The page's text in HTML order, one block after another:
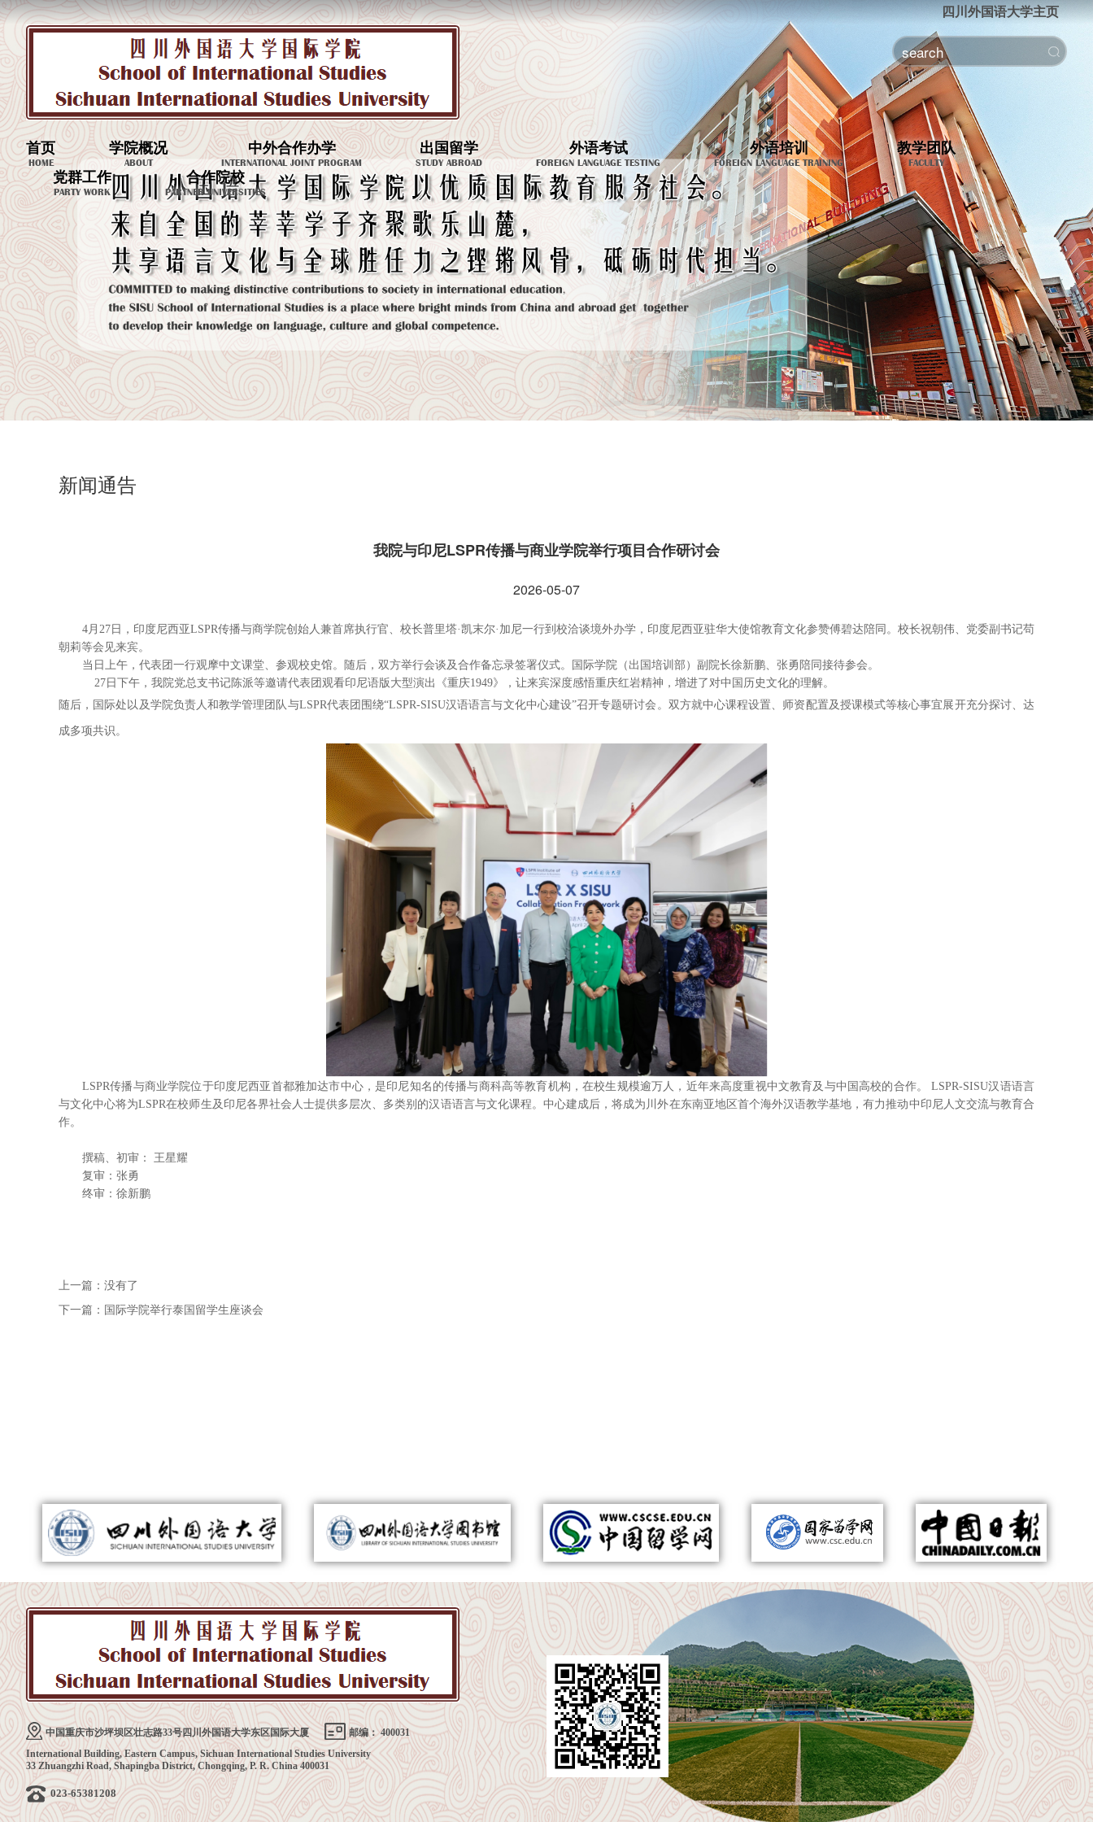
四川外国语大学主页
首页
HOME
学院概况
ABOUT
中外合作办学
INTERNATIONAL JOINT PROGRAM
出国留学
STUDY ABROAD
外语考试
FOREIGN LANGUAGE TESTING
外语培训
FOREIGN LANGUAGE TRAINING
教学团队
FACULTY
党群工作
PARTY WORK
合作院校
PARTNER UNIVERSITIES
新闻通告
我院与印尼LSPR传播与商业学院举行项目合作研讨会
2026-05-07
4月27日，印度尼西亚LSPR传播与商学院创始人兼首席执行官、校长普里塔·凯末尔·加尼一行到校洽谈境外办学，印度尼西亚驻华大使馆教育文化参赞傅碧达陪同。校长祝朝伟、党委副书记苟
朝莉等会见来宾。
当日上午，代表团一行观摩中文课堂、参观校史馆。随后，双方举行会谈及合作备忘录签署仪式。国际学院（出国培训部）副院长徐新鹏、张勇陪同接待参会。
27日下午，我院党总支书记陈派等邀请代表团观看印尼语版大型演出《重庆1949》，让来宾深度感悟重庆红岩精神，增进了对中国历史文化的理解。
随后，国际处以及学院负责人和教学管理团队与LSPR代表团围绕“LSPR-SISU汉语语言与文化中心建设”召开专题研讨会。双方就中心课程设置、师资配置及授课模式等核心事宜展开充分探讨、达
成多项共识。
LSPR传播与商业学院位于印度尼西亚首都雅加达市中心，是印尼知名的传播与商科高等教育机构，在校生规模逾万人，近年来高度重视中文教育及与中国高校的合作。 LSPR-SISU汉语语言
与文化中心将为LSPR在校师生及印尼各界社会人士提供多层次、多类别的汉语语言与文化课程。中心建成后，将成为川外在东南亚地区首个海外汉语教学基地，有力推动中印尼人文交流与教育合
作。
撰稿、初审： 王星耀
复审：张勇
终审：徐新鹏
上一篇： 没有了
下一篇： 国际学院举行泰国留学生座谈会
中国重庆市沙坪坝区壮志路33号四川外国语大学东区国际大厦
邮编： 400031
International Building, Eastern Campus, Sichuan International Studies University
33 Zhuangzhi Road, Shapingba District, Chongqing, P. R. China 400031
023-65381208